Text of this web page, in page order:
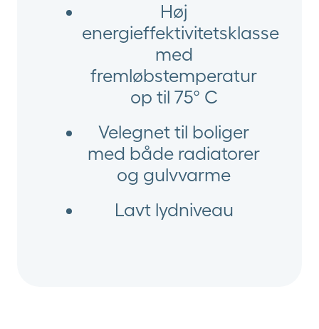
Høj
energieffektivitetsklasse
med
fremløbstemperatur
op til 75° C
Velegnet til boliger
med både radiatorer
og gulvvarme
Lavt lydniveau